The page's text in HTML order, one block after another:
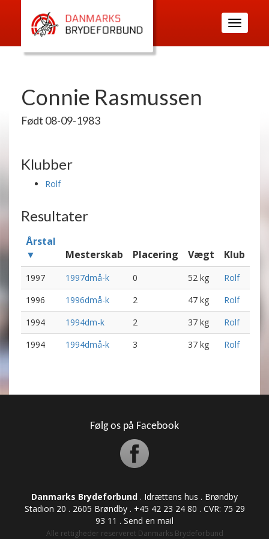
Toggle
navigation
Connie Rasmussen
Født 08-09-1983
Klubber
Rolf
Resultater
Årstal
▼
Mesterskab Placering Vægt Klub
1997 1997dmå-k 0 52 kg
Rolf
1996
1996dmå-k 2 47 kg
Rolf
1994
1994dm-k 2 37 kg
Rolf
1994
1994dmå-k 3 37 kg Rolf
Følg os på Facebook
Danmarks Brydeforbund . Idrættens hus . Brøndby
Stadion 20 . 2605 Brøndby . +45 42 23 24 80 . CVR: ​​​​​​75 29
93 11 . Send en mail
Alle rettigheder reserveret Danmarks Brydeforbund